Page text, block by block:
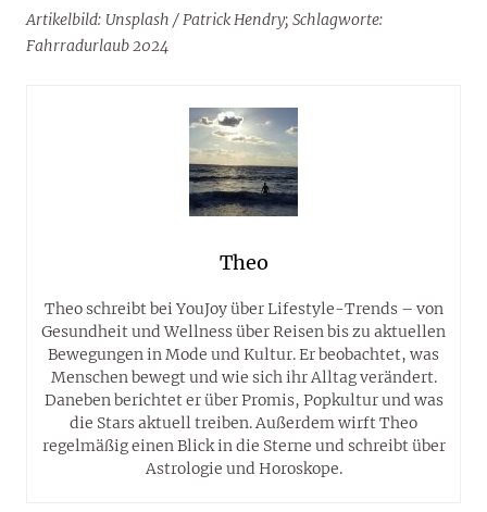
Artikelbild: Unsplash / Patrick Hendry; Schlagworte:
Fahrradurlaub 2024
Theo
Theo schreibt bei YouJoy über Lifestyle-Trends – von
Gesundheit und Wellness über Reisen bis zu aktuellen
Bewegungen in Mode und Kultur. Er beobachtet, was
Menschen bewegt und wie sich ihr Alltag verändert.
Daneben berichtet er über Promis, Popkultur und was
die Stars aktuell treiben. Außerdem wirft Theo
regelmäßig einen Blick in die Sterne und schreibt über
Astrologie und Horoskope.